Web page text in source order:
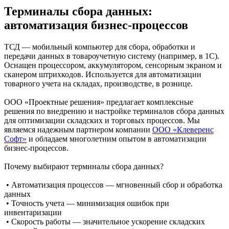
Терминалы сбора данных:
автоматизация бизнес-процессов
ТСД — мобильный компьютер для сбора, обработки и
передачи данных в товароучетную систему (например, в 1С).
Оснащен процессором, аккумулятором, сенсорным экраном и
сканером штрихкодов. Используется для автоматизации
товарного учета на складах, производстве, в рознице.
ООО «Проектные решения» предлагает комплексные
решения по внедрению и настройке терминалов сбора данных
для оптимизации складских и торговых процессов. Мы
являемся надежным партнером компании ООО «Клеверенс
Софт» и обладаем многолетним опытом в автоматизации
бизнес-процессов.
Почему выбирают терминалы сбора данных?
• Автоматизация процессов — мгновенный сбор и обработка
данных
• Точность учета — минимизация ошибок при
инвентаризации
• Скорость работы — значительное ускорение складских